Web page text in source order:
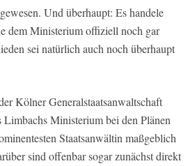
Und überhaupt: Es handele
dem Ministerium offiziell noch gar
sei natürlich auch noch überhaupt
Kölner Generalstaatsanwaltschaft
Limbachs Ministerium bei den Plänen
Staatsanwältin maßgeblich
sind offenbar sogar zunächst direkt